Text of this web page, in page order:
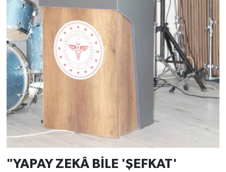
"YAPAY ZEKÂ BİLE 'ŞEFKAT'